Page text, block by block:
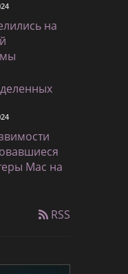
на
Mac на
RSS